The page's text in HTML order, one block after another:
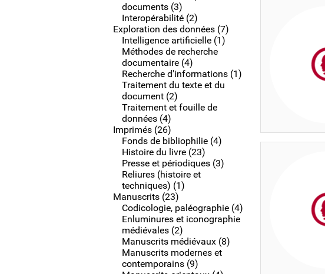
documents (3)
Interopérabilité (2)
Exploration des données (7)
Intelligence artificielle (1)
Méthodes de recherche
documentaire (4)
Recherche d'informations (1)
Traitement du texte et du
document (2)
Traitement et fouille de
données (4)
Imprimés (26)
Fonds de bibliophilie (4)
Histoire du livre (23)
Presse et périodiques (3)
Reliures (histoire et
techniques) (1)
Manuscrits (23)
Codicologie, paléographie (4)
Enluminures et iconographie
médiévales (2)
Manuscrits médiévaux (8)
Manuscrits modernes et
contemporains (9)